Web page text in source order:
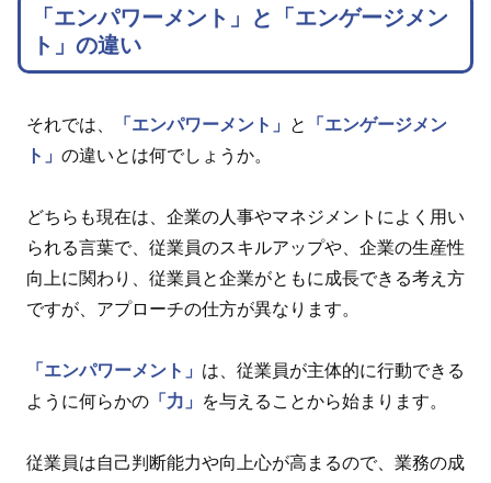
「エンパワーメント」と「エンゲージメン
ト」の違い
それでは、 「エンパワーメント」 と
「エンゲージメン
ト」 の違いとは何でしょうか。
どちらも現在は、企業の人事やマネジメントによく用い
られる言葉で、従業員のスキルアップや、企業の生産性
向上に関わり、従業員と企業がともに成長できる考え方
ですが、アプローチの仕方が異なります。
「エンパワーメント」 は、従業員が主体的に行動できる
ように何らかの 「力」 を与えることから始まります。
従業員は自己判断能力や向上心が高まるので、業務の成